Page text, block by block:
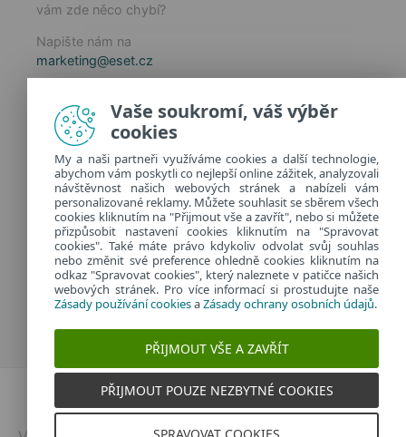
vám zde něco chybí?
Napište nám na
marketing@eset.cz
Zásady ochrany osobních údajů
Spravovat cookies
Provozuje:
ESET software spol. s r.o.
Classic 7 Business Park, Jankovcova 1037/49
170 00 Praha 7, Česká republika
IČ: 26467593
Dvojklik.cz
Vaše soukromí, váš výběr
cookies
My a naši partneři využíváme cookies a další technologie,
abychom vám poskytli co nejlepší online zážitek, analyzovali
návštěvnost našich webových stránek a nabízeli vám
personalizované reklamy. Můžete souhlasit se sběrem všech
cookies kliknutím na "Přijmout vše a zavřít", nebo si můžete
přizpůsobit nastavení cookies kliknutím na "Spravovat
cookies". Také máte právo kdykoliv odvolat svůj souhlas
nebo změnit své preference ohledně cookies kliknutím na
odkaz "Spravovat cookies", který naleznete v patičce našich
webových stránek. Pro více informací si prostudujte naše
Zásady používání cookiesaZásady ochrany osobních údajů.
PŘIJMOUT VŠE A ZAVŘÍT
PŘIJMOUT POUZE NEZBYTNÉ COOKIES